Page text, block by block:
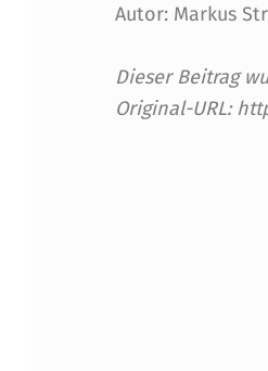
E
U
E
Autor: Markus
Dieser Beitrag
Original-URL: